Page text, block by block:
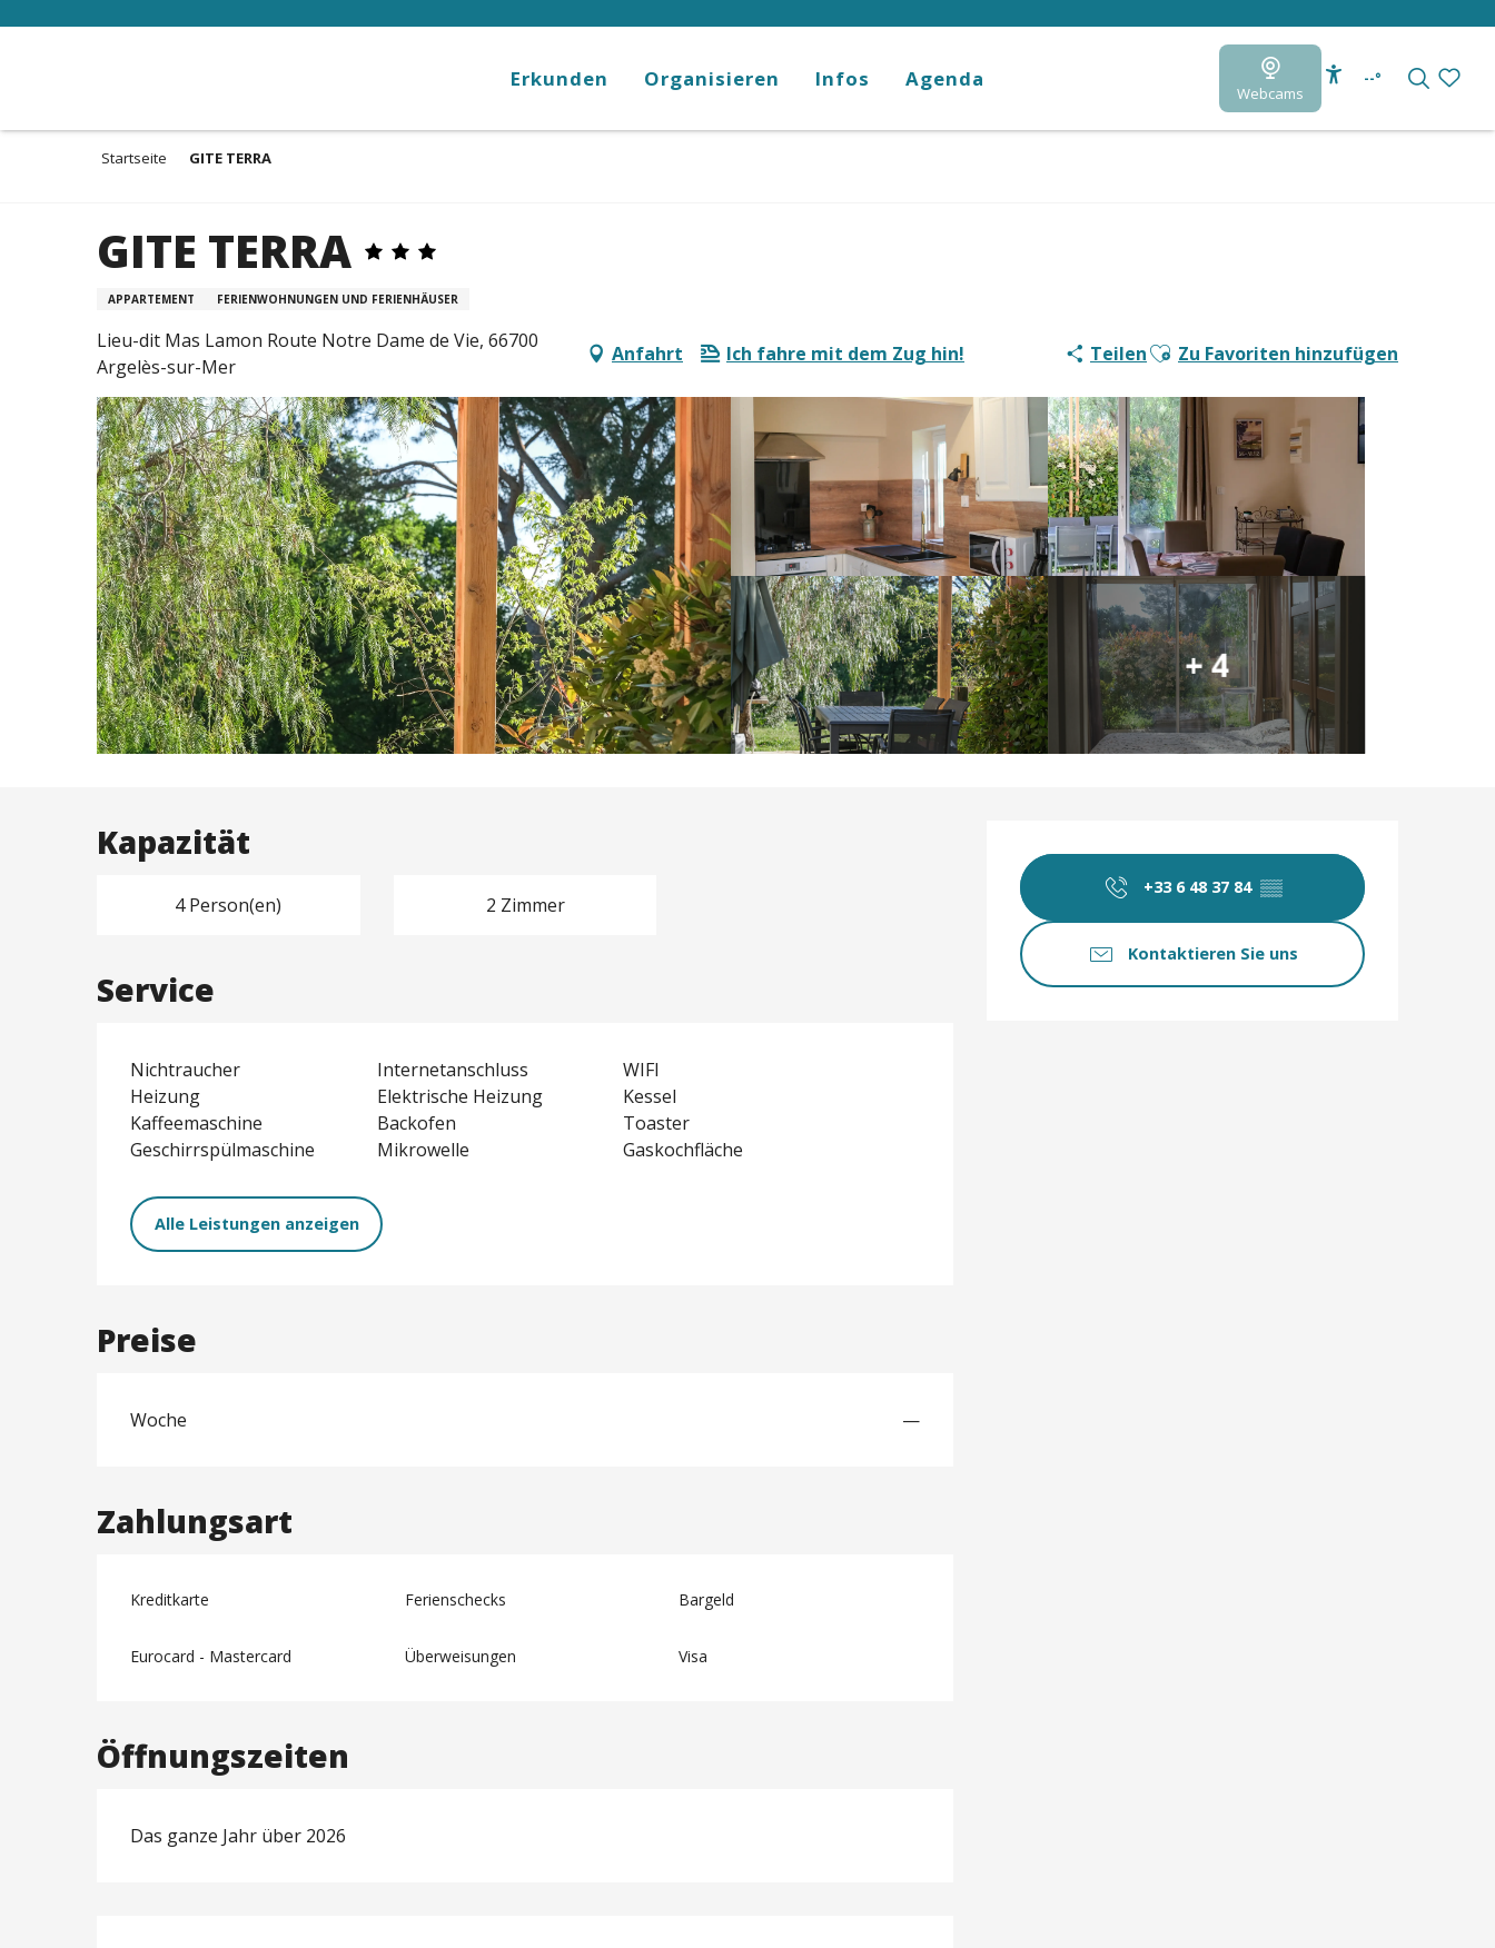
Webcams
--°
Erkunden Organisieren Infos Agenda
Startseite GITE TERRA
GITE TERRA
APPARTEMENT FERIENWOHNUNGEN UND FERIENHÄUSER
Lieu-dit Mas Lamon Route Notre Dame de Vie, 66700
Argelès-sur-Mer
Anfahrt Ich fahre mit dem Zug hin! TeilenAjouter aux favoris
Zu Favoriten hinzufügen
+ 4
Öffnungszeiten &
+33 6 48 37 84 ▒▒
Kontaktieren Sie uns
Kapazität
4 Person(en) 2 Zimmer
Service
Nichtraucher Internetanschluss
WIFI
Heizung
Elektrische Heizung
Kessel
Kaffeemaschine
Backofen
Toaster
Geschirrspülmaschine
Mikrowelle Gaskochfläche
Alle Leistungen anzeigen
Preise
Woche —
Zahlungsart
Kreditkarte Ferienschecks Bargeld
Eurocard - Mastercard Überweisungen Visa
Öffnungszeiten
Das ganze Jahr über 2026